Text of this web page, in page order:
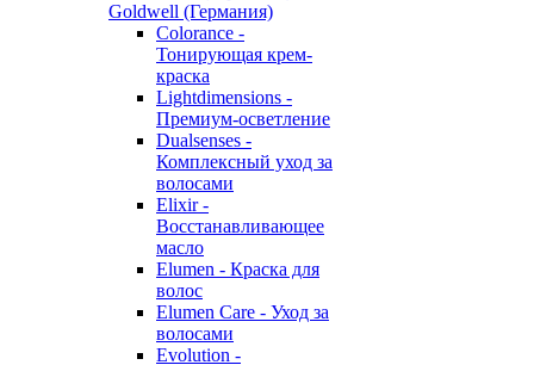
Goldwell (Германия)
Colorance -
Тонирующая крем-
краска
Lightdimensions -
Премиум-осветление
Dualsenses -
Комплексный уход за
волосами
Elixir -
Восстанавливающее
масло
Elumen - Краска для
волос
Elumen Care - Уход за
волосами
Evolution -